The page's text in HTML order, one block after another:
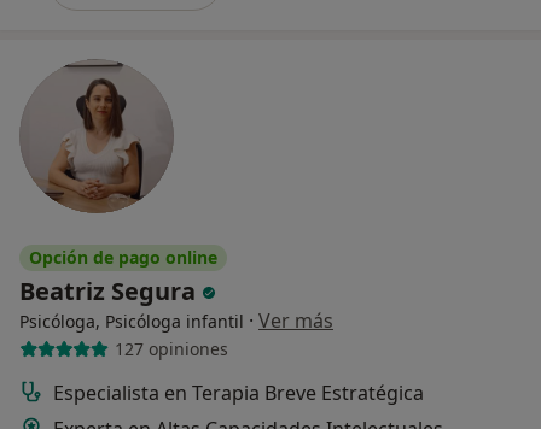
Opción de pago online
Beatriz Segura
Psicóloga, Psicóloga infantil · Ver más
127 opiniones
Especialista en Terapia Breve Estratégica